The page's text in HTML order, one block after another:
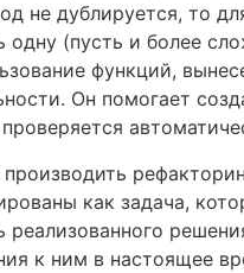
не дублируется, то
одну (пусть и более
функций,
Он помогает
как задача,
реализованного
к ним в настоящее